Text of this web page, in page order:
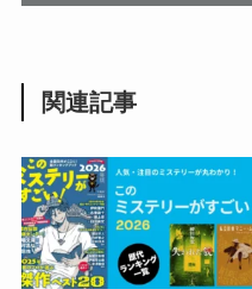
関連記事